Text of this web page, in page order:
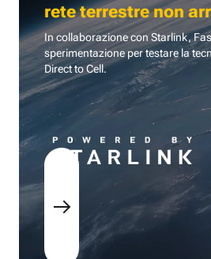
rete terrestre non
In collaborazione con Starlink,
sperimentazione per testare la
Direct to Cell.